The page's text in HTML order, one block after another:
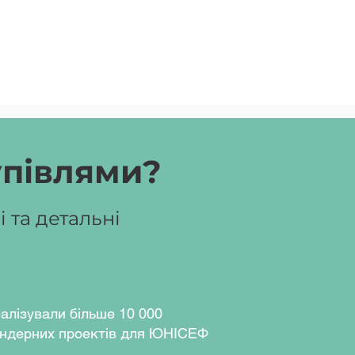
детальні
більше 10 000
проектів для ЮНІСЕФ